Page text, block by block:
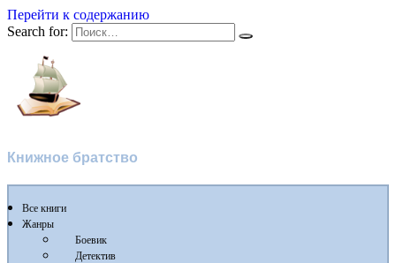
Перейти к содержанию
Search for:
Книжное братство
Все книги
Жанры
Боевик
Детектив